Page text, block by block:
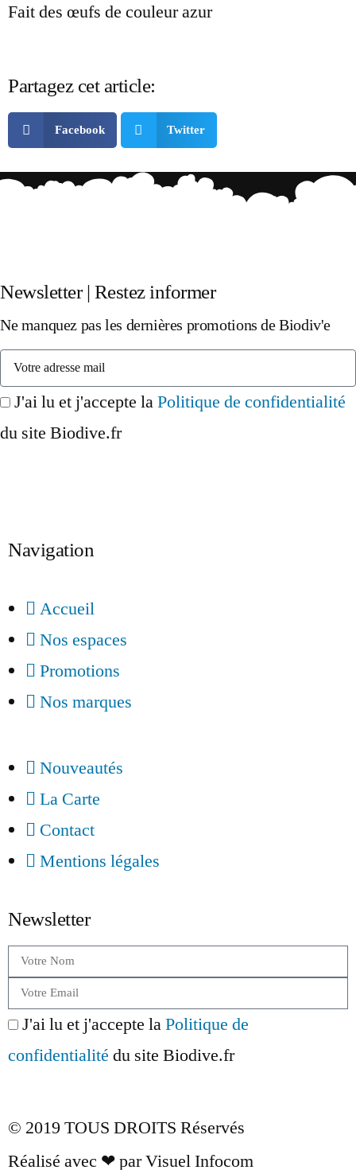
Fait des œufs de couleur azur
Partagez cet article:
Facebook Twitter
Newsletter | Restez informer
Ne manquez pas les dernières promotions de Biodiv'e
J'ai lu et j'accepte laPolitique de confidentialité
du site Biodive.fr
Navigation
Accueil
Nos espaces
Promotions
Nos marques
Nouveautés
La Carte
Contact
Mentions légales
Newsletter
J'ai lu et j'accepte laPolitique de
confidentialité du site Biodive.fr
© 2019 TOUS DROITS Réservés
Réalisé avec ❤ par Visuel Infocom